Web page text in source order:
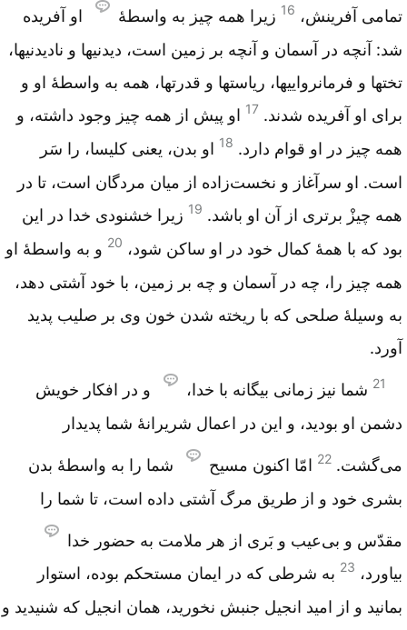
تمامی آفرینش، 16 زیرا همه چیز به واسطۀ
او آفریده
شد: آنچه در آسمان و آنچه بر زمین است، دیدنیها و نادیدنیها،
تختها و فرمانرواییها، ریاستها و قدرتها، همه به واسطۀ او و
برای او آفریده شدند. 17 او پیش از همه چیز وجود داشته، و
همه چیز در او قوام دارد. 18 او بدن، یعنی کلیسا، را سَر
است. او سرآغاز و نخست‌زاده از میان مردگان است، تا در
همه چیزْ برتری از آن او باشد. 19 زیرا خشنودی خدا در این
بود که با همۀ کمال خود در او ساکن شود، 20 و به واسطۀ او
همه چیز را، چه در آسمان و چه بر زمین، با خود آشتی دهد،
به وسیلۀ صلحی که با ریخته شدن خون وی بر صلیب پدید
آورد.
21 شما نیز زمانی بیگانه با خدا،
و در افکار خویش
دشمن او بودید، و این در اعمال شریرانۀ شما پدیدار
می‌گشت. 22 امّا اکنون مسیح
شما را به واسطۀ بدن
بشری خود و از طریق مرگ آشتی داده است، تا شما را
مقدّس و بی‌عیب و بَری از هر ملامت به حضور خدا
بیاورد، 23 به شرطی که در ایمان مستحکم بوده، استوار
بمانید و از امید انجیل جنبش نخورید، همان انجیل که شنیدید و